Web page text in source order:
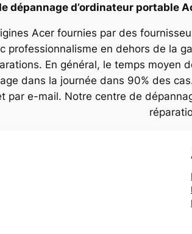
dépannage d’ordinateur portable
Acer fournies par des
professionnalisme en dehors de la
En général, le temps moyen
dans la journée dans 90% des
par e-mail. Notre centre de